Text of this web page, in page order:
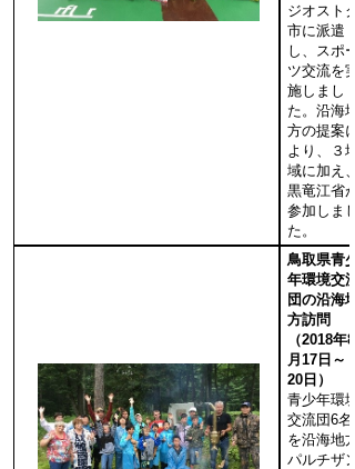
ジオストク
市に派遣
し、スポー
ツ交流を実
施しまし
た。沿海地
方の提案に
より、３地
域に加え、
黒竜江省が
参加しまし
た。
鳥取県青少
年環境交流
団の沿海地
方訪問
（2018年8
月17日～
20日）
青少年環境
交流団6名
を沿海地方
パルチザン